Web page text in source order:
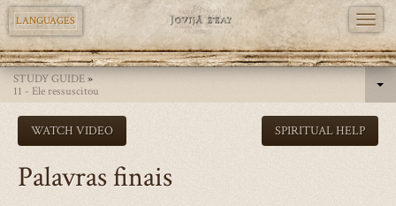
Skip
main
content
LANGUAGES
STUDY GUIDE»
11 - Ele ressuscitou
WATCH VIDEO SPIRITUAL HELP
Palavras finais